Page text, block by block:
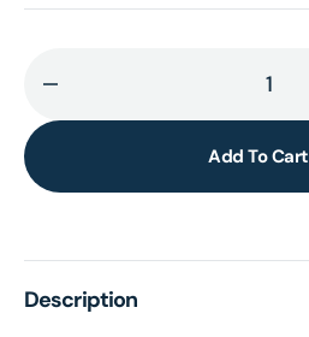
quantity
3
(180g
Vinyl)
Add To Cart
Description